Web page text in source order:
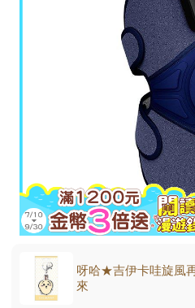
呀哈★吉伊卡哇旋風
來